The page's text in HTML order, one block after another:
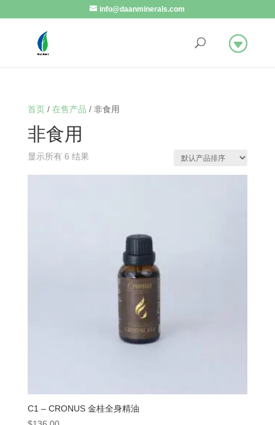
info@daanminerals.com
首页/ 在售产品 / 非食用
非食用
显示所有 6 结果
C1 – CRONUS 金桂全身精油